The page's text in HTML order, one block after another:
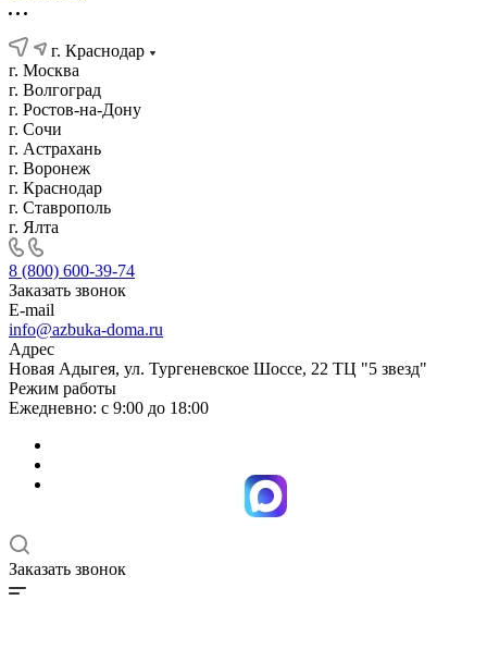
г. Краснодар
г. Москва
г. Волгоград
г. Ростов-на-Дону
г. Сочи
г. Астрахань
г. Воронеж
г. Краснодар
г. Ставрополь
г. Ялта
8 (800) 600-39-74
Заказать звонок
E-mail
info@azbuka-doma.ru
Адрес
Новая Адыгея, ул. Тургеневское Шоссе, 22 ТЦ "5 звезд"
Режим работы
Ежедневно: с 9:00 до 18:00
Заказать звонок